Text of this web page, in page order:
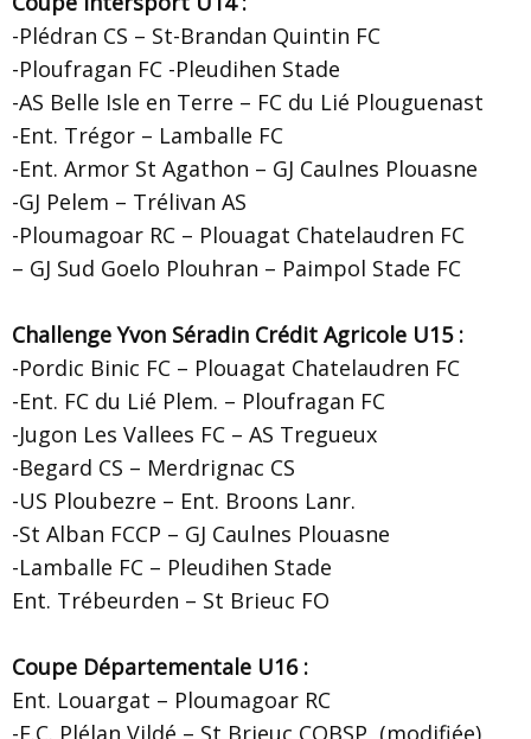
-Plédran CS – St-Brandan Quintin FC
-Ploufragan FC -Pleudihen Stade
-AS Belle Isle en Terre – FC du Lié Plouguenast
-Ent. Trégor – Lamballe FC
-Ent. Armor St Agathon – GJ Caulnes Plouasne
-GJ Pelem – Trélivan AS
-Ploumagoar RC – Plouagat Chatelaudren FC
– GJ Sud Goelo Plouhran – Paimpol Stade FC
Challenge Yvon Séradin Crédit Agricole U15 :
-Pordic Binic FC – Plouagat Chatelaudren FC
-Ent. FC du Lié Plem. – Ploufragan FC
-Jugon Les Vallees FC – AS Tregueux
-Begard CS – Merdrignac CS
-US Ploubezre – Ent. Broons Lanr.
-St Alban FCCP – GJ Caulnes Plouasne
-Lamballe FC – Pleudihen Stade
Ent. Trébeurden – St Brieuc FO
Coupe Départementale U16 :
Ent. Louargat – Ploumagoar RC
-E.C. Plélan Vildé – St Brieuc COBSP (modifiée)